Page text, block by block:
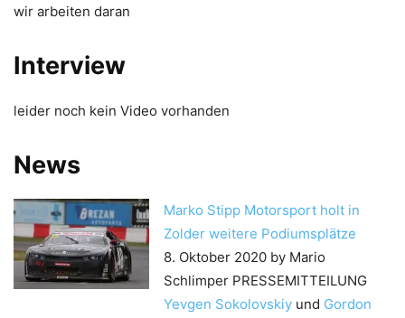
wir arbeiten daran
Interview
leider noch kein Video vorhanden
News
Marko Stipp Motorsport holt in
Zolder weitere Podiumsplätze
8. Oktober 2020 by Mario
Schlimper PRESSEMITTEILUNG
Yevgen Sokolovskiy und Gordon